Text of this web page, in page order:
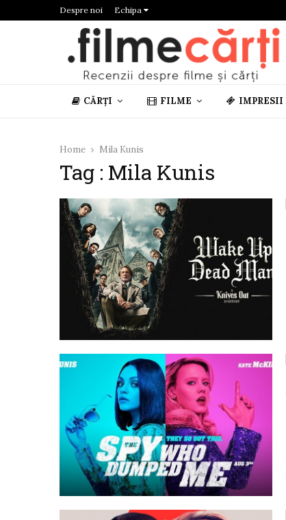
Despre noi Echipa
CĂRȚI FILME IMPRESII
Home Mila Kunis
Tag : Mila Kunis